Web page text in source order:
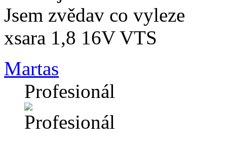
Jsem zvědav co vyleze
xsara 1,8 16V VTS
Martas
Profesionál